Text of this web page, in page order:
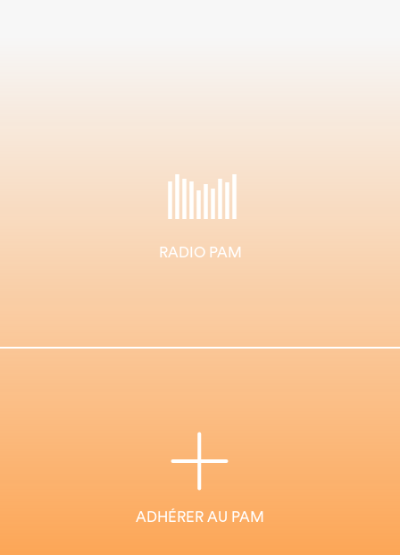
RADIO PAM
ADHÉRER AU PAM